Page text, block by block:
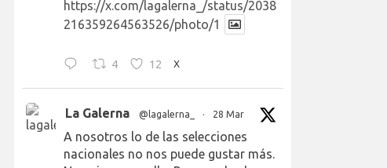
https://x.com/lagalerna_/status/2038
216359264563526/photo/1
4 12 X
La Galerna @lagalerna_ · 28 Mar
A nosotros lo de las selecciones
nacionales no nos puede gustar más.